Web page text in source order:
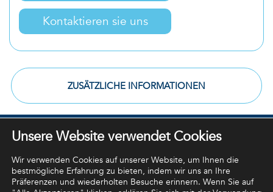
Kontaktieren sie uns
ZUSÄTZLICHE INFORMATIONEN
Unsere Website verwendet Cookies
Wir verwenden Cookies auf unserer Website, um Ihnen die
bestmögliche Erfahrung zu bieten, indem wir uns an Ihre
Präferenzen und wiederholten Besuche erinnern. Wenn Sie auf